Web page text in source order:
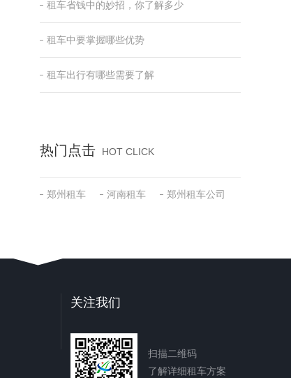
租车省钱中的妙招，你了解多少
租车中要掌握哪些优势
租车出行有哪些需要了解
热门点击 HOT CLICK
郑州租车 河南租车 郑州租车公司
关注我们
扫描二维码
了解详细租车方案